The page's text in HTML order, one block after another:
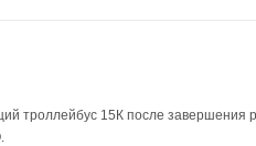
троллейбус 15К после завершения